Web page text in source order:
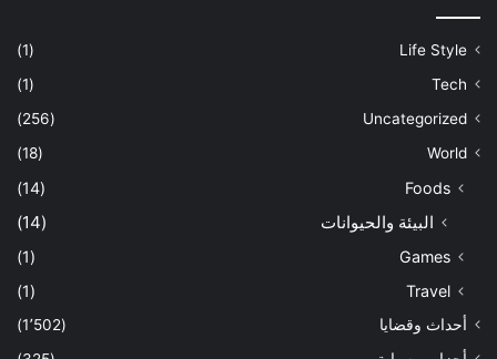
Life Style
(1)
Tech
(1)
Uncategorized
(256)
World
(18)
Foods
(14)
البيئة والحيوانات (14)
Games
(1)
Travel
(1)
أحداث وقضايا
(1٬502)